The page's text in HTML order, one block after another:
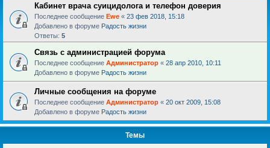
Кабинет врача суицидолога и телефон доверия
Последнее сообщение Ewe « 23 фев 2018, 15:18
Добавлено в форуме Радость жизни
Ответы: 5
Связь с администрацией форума
Последнее сообщение Администратор « 28 апр 2010, 10:11
Добавлено в форуме Радость жизни
Личные сообщения на форуме
Последнее сообщение Администратор « 20 окт 2009, 15:08
Добавлено в форуме Радость жизни
Темы